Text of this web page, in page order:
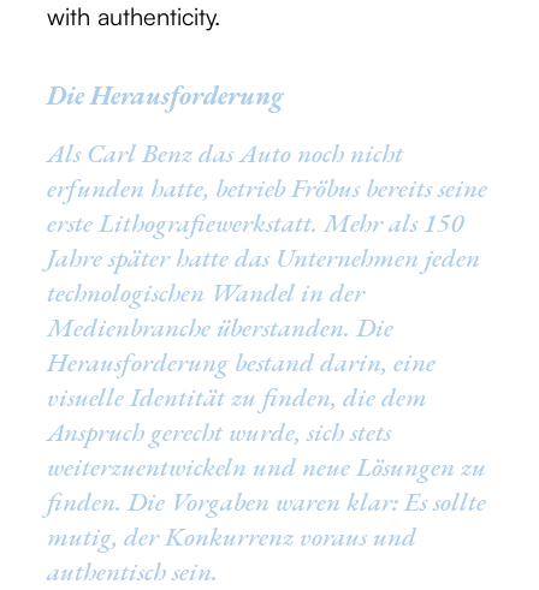
with authenticity.
Als Carl Benz das Auto noch nicht
erfunden hatte, betrieb Fröbus bereits seine
erste Lithografiewerkstatt. Mehr als 150
Jahre später hatte das Unternehmen jeden
technologischen Wandel in der
Medienbranche überstanden. Die
Herausforderung bestand darin, eine
visuelle Identität zu finden, die dem
Anspruch gerecht wurde, sich stets
weiterzuentwickeln und neue Lösungen zu
finden. Die Vorgaben waren klar: Es sollte
mutig, der Konkurrenz voraus und
authentisch sein.
Die Herausforderung